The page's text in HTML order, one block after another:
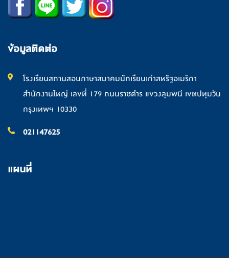
ข้อมูลติดต่อ
โรงเรียนสถานสอนภาษาสมาคมนักเรียนเก่าสหรัฐอเมริกา
สำนักงานใหญ่ เลขที่ 179 ถนนราชดำริ แขวงลุมพินี เขตปทุมวัน
กรุงเทพฯ 10330
021147625
แผนที่